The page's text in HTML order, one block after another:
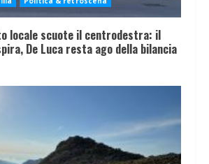
locale scuote il centrodestra: il
De Luca resta ago della bilancia